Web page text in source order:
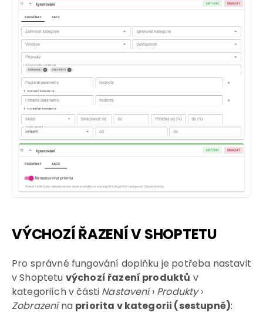
VÝCHOZÍ ŘAZENÍ V SHOPTETU
Pro správné fungování doplňku je potřeba nastavit
v Shoptetu výchozí řazení produktů v
kategoriích v části Nastavení› Produkty›
Zobrazenína priorita v kategorii (sestupně):